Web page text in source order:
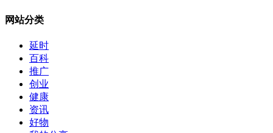
网站分类
延时
百科
推广
创业
健康
资讯
好物